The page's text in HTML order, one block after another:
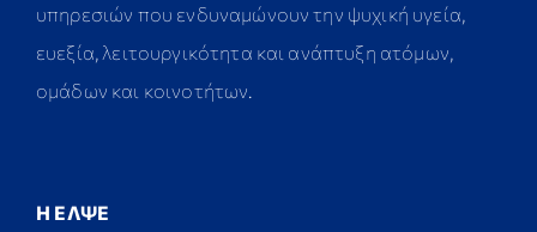
υπηρεσιών που ενδυναμώνουν την ψυχική υγεία,
ευεξία, λειτουργικότητα και ανάπτυξη ατόμων,
ομάδων και κοινοτήτων.
Η ΕΛΨΕ